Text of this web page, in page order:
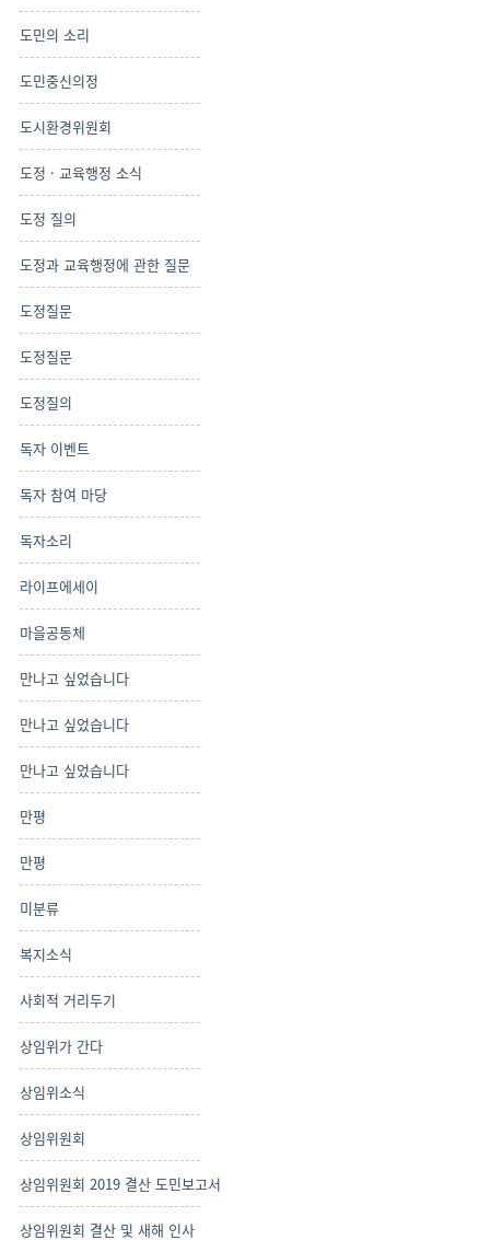
도민의 소리
도민중신의정
도시환경위원회
도정 · 교육행정 소식
도정 질의
도정과 교육행정에 관한 질문
도정질문
도정질문
도정질의
독자 이벤트
독자 참여 마당
독자소리
라이프에세이
마을공동체
만나고 싶었습니다
만나고 싶었습니다
만나고 싶었습니다
만평
만평
미분류
복지소식
사회적 거리두기
상임위가 간다
상임위소식
상임위원회
상임위원회 2019 결산 도민보고서
상임위원회 결산 및 새해 인사